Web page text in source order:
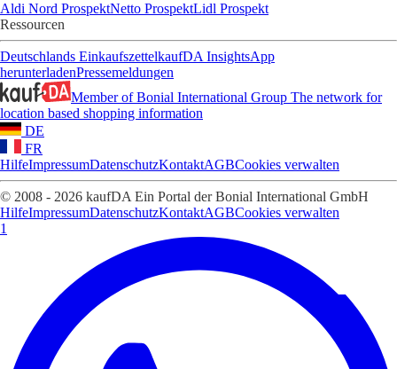
Aldi Nord ProspektNetto ProspektLidl Prospekt
Ressourcen
Deutschlands EinkaufszettelkaufDA InsightsApp
herunterladenPressemeldungen
Member of Bonial International Group The network for
location based shopping information
DE
FR
HilfeImpressumDatenschutzKontaktAGBCookies verwalten
© 2008 - 2026 kaufDA Ein Portal der Bonial International GmbH
HilfeImpressumDatenschutzKontaktAGBCookies verwalten
1